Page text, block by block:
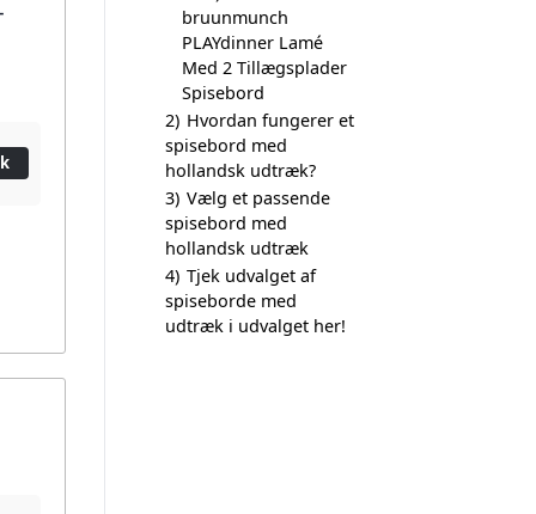
bruunmunch
PLAYdinner Lamé
Med 2 Tillægsplader
Spisebord
2) Hvordan fungerer et
spisebord med
hollandsk udtræk?
3) Vælg et passende
spisebord med
hollandsk udtræk
4) Tjek udvalget af
spiseborde med
udtræk i udvalget her!